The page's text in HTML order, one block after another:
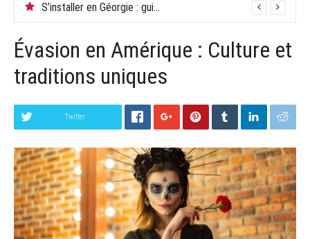
S’installer en Géorgie : guide pour Tbilissi
Évasion en Amérique : Culture et
traditions uniques
Twitter